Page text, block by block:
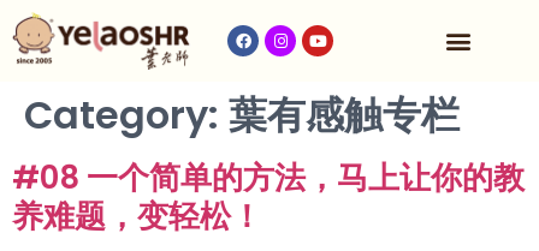
Category: 葉有感触专栏
#08 一个简单的方法，马上让你的教
养难题，变轻松！